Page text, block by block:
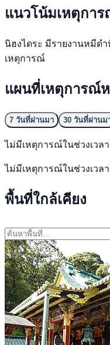
แนวโน้มเหตุกา
นิฮงไดระ มีรายงานหมีด
เหตุการณ์
แผนที่เหตุการณ์
7 วันที่ผ่านมา 30 วันที่ผ่านม
ไม่มีเหตุการณ์ในช่วงเวล
ไม่มีเหตุการณ์ในช่วงเวล
พื้นที่ใกล้เคียง